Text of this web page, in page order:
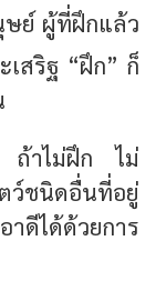
ย์ ผู้ที่ฝึกแล้ว
สริฐ “ฝึก” ก็
ถ้าไม่ฝึก ไม่
ว์ชนิดอื่นที่อยู่
ดีได้ด้วยการ